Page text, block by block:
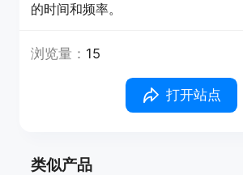
的时间和频率。
浏览量： 15
打开站点
类似产品